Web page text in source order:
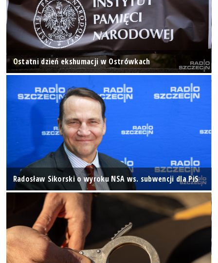
Ostatni dzień ekshumacji w Ostrówkach
Radosław Sikorski o wyroku NSA ws. subwencji dla PiS